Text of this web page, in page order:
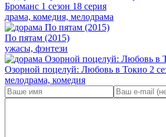
Броманс 1 сезон 18 серия
драма, комедия, мелодрама
По пятам (2015)
ужасы, фэнтези
Озорной поцелуй: Любовь в Токио 2
мелодрама, комедия